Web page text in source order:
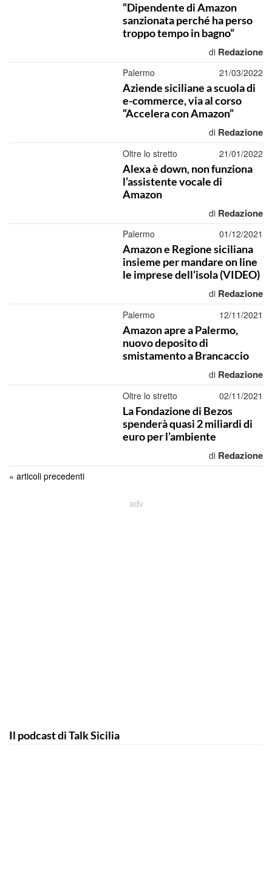
“Dipendente di Amazon
sanzionata perché ha perso
troppo tempo in bagno”
di Redazione
Palermo 21/03/2022
Aziende siciliane a scuola di
e-commerce, via al corso
“Accelera con Amazon”
di Redazione
Oltre lo stretto 21/01/2022
Alexa è down, non funziona
l’assistente vocale di
Amazon
di Redazione
Palermo 01/12/2021
Amazon e Regione siciliana
insieme per mandare on line
le imprese dell’isola (VIDEO)
di Redazione
Palermo 12/11/2021
Amazon apre a Palermo,
nuovo deposito di
smistamento a Brancaccio
di Redazione
Oltre lo stretto 02/11/2021
La Fondazione di Bezos
spenderà quasi 2 miliardi di
euro per l’ambiente
di Redazione
« articoli precedenti
Il podcast di Talk Sicilia